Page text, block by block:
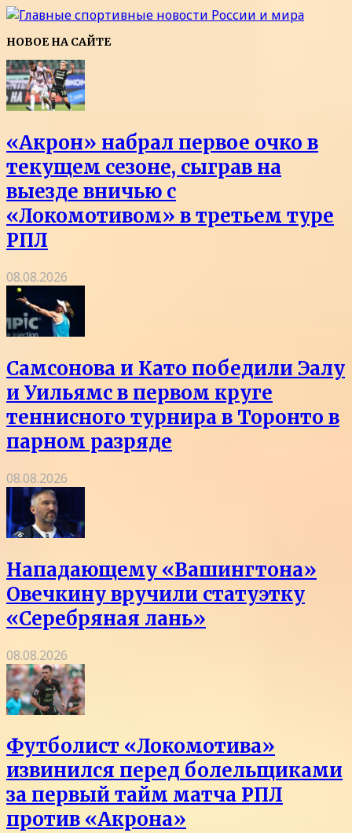
НОВОЕ НА САЙТЕ
«Акрон» набрал первое очко в
текущем сезоне, сыграв на
выезде вничью с
«Локомотивом» в третьем туре
РПЛ
08.08.2026
Самсонова и Като победили Эалу
и Уильямс в первом круге
теннисного турнира в Торонто в
парном разряде
08.08.2026
Нападающему «Вашингтона»
Овечкину вручили статуэтку
«Серебряная лань»
08.08.2026
Футболист «Локомотива»
извинился перед болельщиками
за первый тайм матча РПЛ
против «Акрона»